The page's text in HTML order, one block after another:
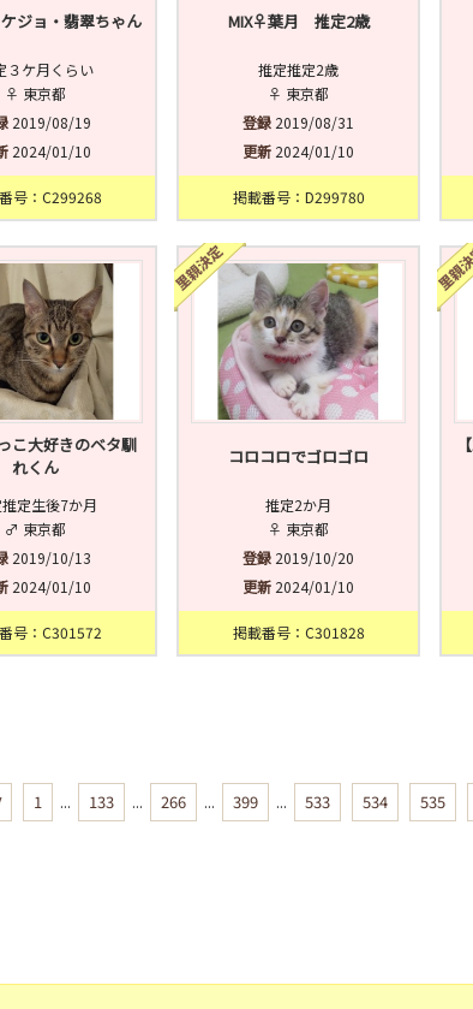
ジョ・翡翠ちゃん
３ケ月くらい
♀ 東京都
2019/08/19
2024/01/10
号：C299268
MIX♀葉月 推定2歳
推定推定2歳
♀ 東京都
登録 2019/08/31
更新 2024/01/10
掲載番号：D299780
こ大好きのベタ馴
れくん
定生後7か月
♂ 東京都
2019/10/13
2024/01/10
号：C301572
コロコロでゴロゴロ
推定2か月
♀ 東京都
登録 2019/10/20
更新 2024/01/10
掲載番号：C301828
1 ... 133 ... 266 ... 399 ... 533 534 535